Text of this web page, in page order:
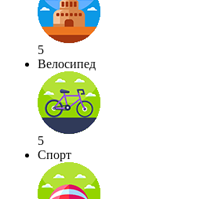
5
Велосипед
5
Спорт